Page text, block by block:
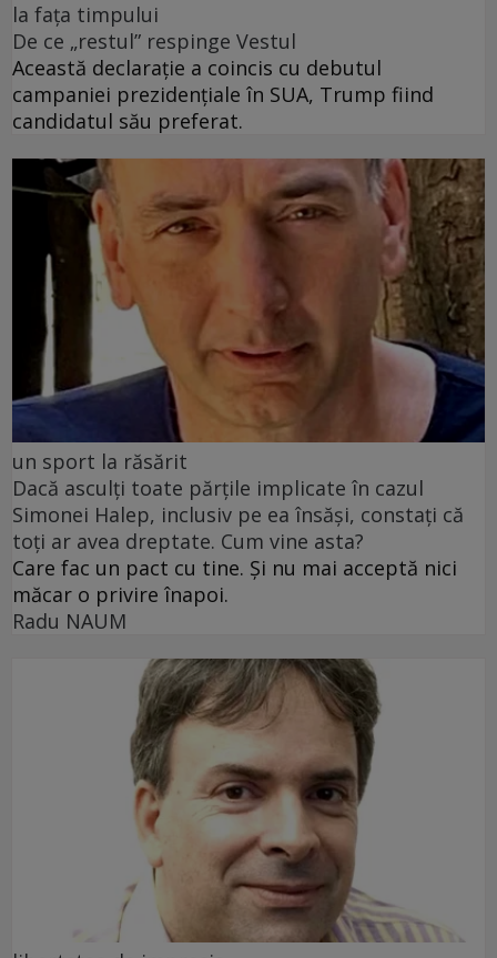
la fața timpului
De ce „restul” respinge Vestul
Această declarație a coincis cu debutul
campaniei prezidențiale în SUA, Trump fiind
candidatul său preferat.
un sport la răsărit
Dacă asculți toate părțile implicate în cazul
Simonei Halep, inclusiv pe ea însăși, constați că
toți ar avea dreptate. Cum vine asta?
Care fac un pact cu tine. Și nu mai acceptă nici
măcar o privire înapoi.
Radu NAUM